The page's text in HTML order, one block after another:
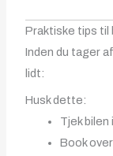
Praktiske tips til
Inden du tager
lidt:
Husk dette:
Tjek
Book